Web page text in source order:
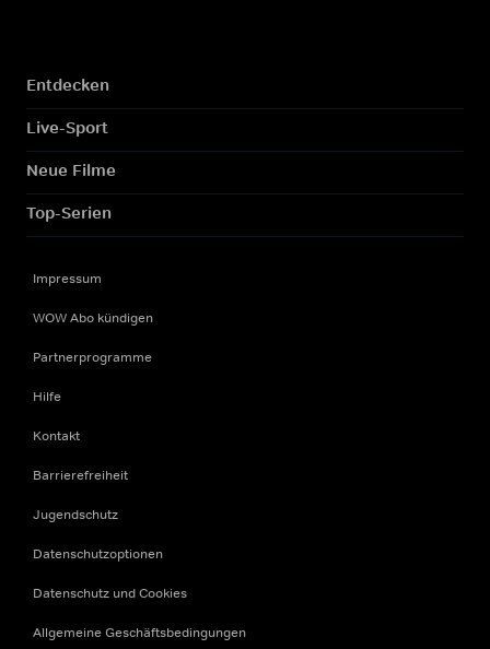
Entdecken
Live-Sport
Neue Filme
Top-Serien
Impressum
WOW Abo kündigen
Partnerprogramme
Hilfe
Kontakt
Barrierefreiheit
Jugendschutz
Datenschutzoptionen
Datenschutz und Cookies
Allgemeine Geschäftsbedingungen